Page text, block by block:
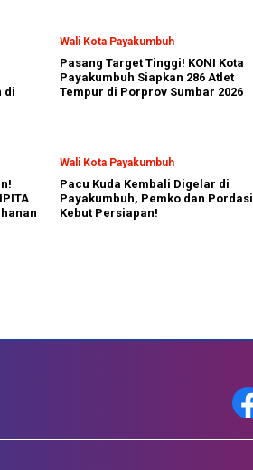
di
Wali Kota Payakumbuh
Pasang Target Tinggi! KONI Kota
Payakumbuh Siapkan 286 Atlet
Tempur di Porprov Sumbar 2026
Wali Kota Payakumbuh
Pacu Kuda Kembali Digelar di
Payakumbuh, Pemko dan Pordasi
Kebut Persiapan!